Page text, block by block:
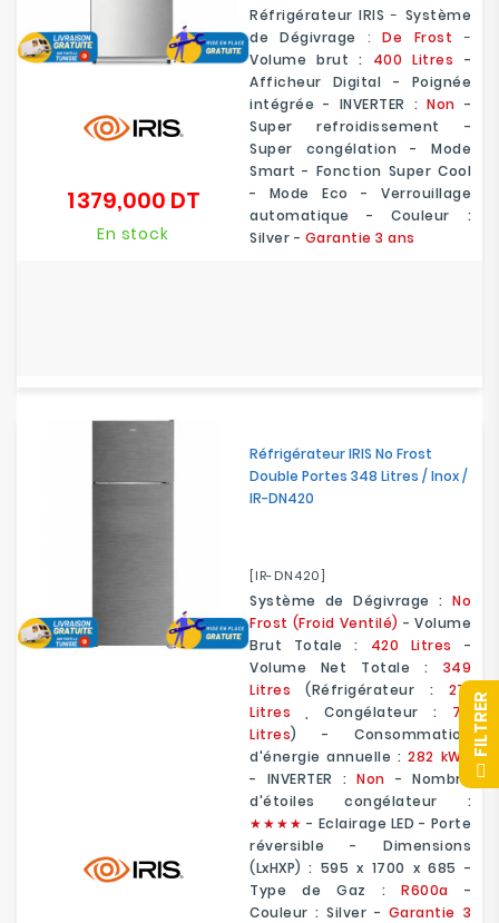
Réfrigérateur IRIS - Système
de Dégivrage
: De Frost
-
Volume brut :
400 Litres -
Afficheur Digital - Poignée
intégrée - INVERTER : Non -
Super refroidissement -
Super congélation - Mode
Smart - Fonction Super Cool
- Mode Eco - Verrouillage
automatique - Couleur :
Silver - Garantie 3 ans
1 379,000 DTPrix
En stock
Réfrigérateur IRIS No Frost
Double Portes 348 Litres / Inox /
IR-DN420
[IR-DN420]
Système de Dégivrage : No
Frost (Froid Ventilé) - Volume
Brut Totale: 420 Litres
-
Volume Net Totale : 349
Litres (Réfrigérateur : 271
Litres , Congélateur : 78
Litres) - Consommation
d'énergie annuelle :282 kWh
- INVERTER : Non - Nombre
d'étoiles congélateur :
★★★★ - Eclairage LED - Porte
réversible - Dimensions
(LxHXP) : 595 x 1700 x 685 -
Type de Gaz : R600a -
Couleur : Silver - Garantie 3
R